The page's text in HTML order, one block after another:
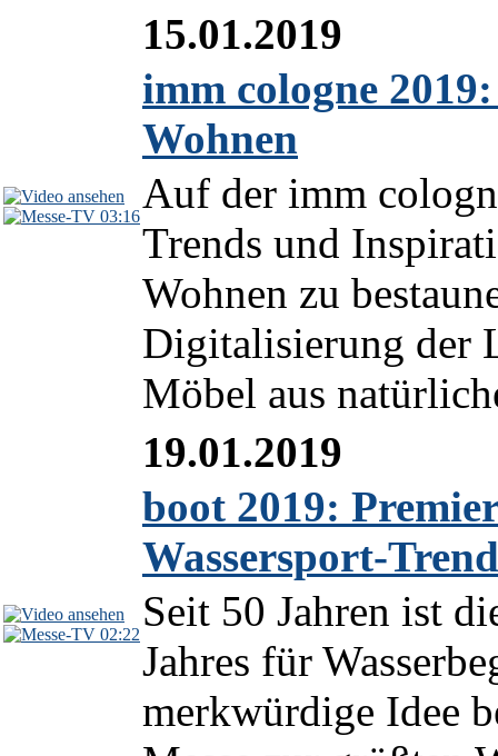
03:16
15.01.2019
imm cologne
Wohnen
Auf der imm
Trends und
Wohnen zu
Digitalisierung der
Möbel aus
02:22
19.01.2019
boot 2019:
Wassersport-
Seit 50 Jahren ist
Jahres für
merkwürdige Idee